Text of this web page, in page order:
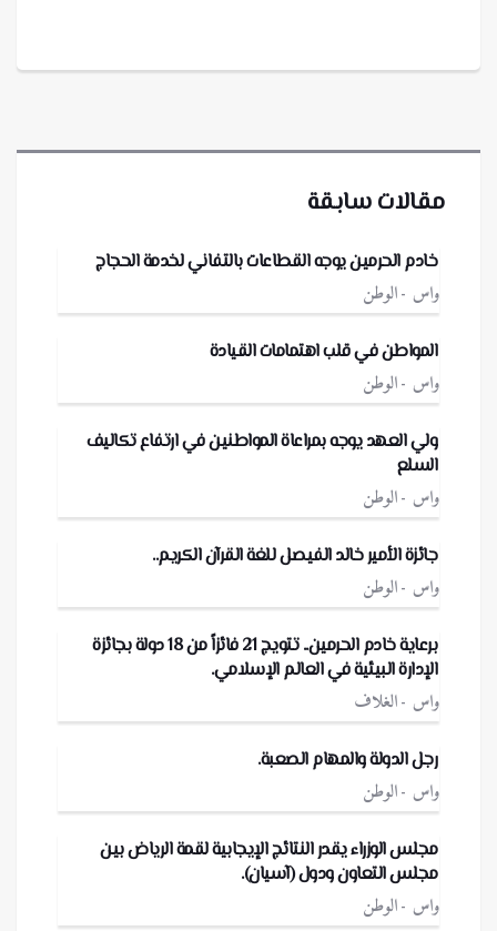
مقالات سابقة
خادم الحرمين يوجه القطاعات بالتفاني لخدمة الحجاج
واس الوطن
المواطن في قلب اهتمامات القيادة
واس الوطن
ولي العهد يوجه بمراعاة المواطنين في ارتفاع تكاليف
السلع
واس الوطن
جائزة الأمير خالد الفيصل للغة القرآن الكريم..
واس الوطن
برعاية خادم الحرمين.. تتويج 21 فائزاً من 18 دولة بجائزة
الإدارة البيئية في العالم الإسلامي.
واس الغلاف
رجل الدولة والمهام الصعبة.
واس الوطن
مجلس الوزراء يقدر النتائج الإيجابية لقمة الرياض بين
مجلس التعاون ودول (آسيان).
واس الوطن